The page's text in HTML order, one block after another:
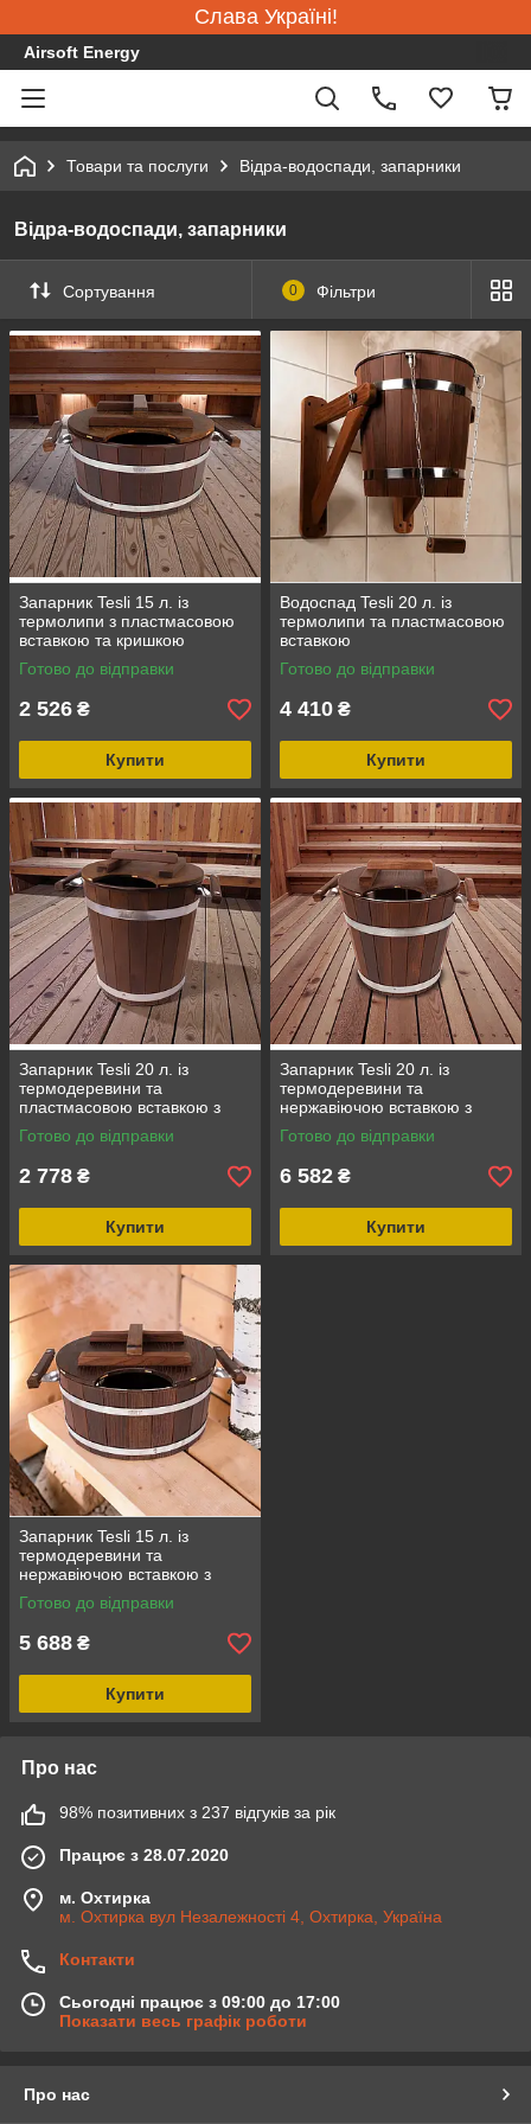
Слава Україні!
Airsoft Energy
Товари та послуги Відра-водоспади, запарники
Відра-водоспади, запарники
Сортування 0 Фільтри
Запарник Tesli 15 л. із
термолипи з пластмасовою
вставкою та кришкою
Готово до відправки
2 526 ₴
Купити
Водоспад Tesli 20 л. із
термолипи та пластмасовою
вставкою
Готово до відправки
4 410 ₴
Купити
Запарник Tesli 20 л. із
термодеревини та
пластмасовою вставкою з
кришкою
Готово до відправки
2 778 ₴
Купити
Запарник Tesli 20 л. із
термодеревини та
нержавіючою вставкою з
кришкою
Готово до відправки
6 582 ₴
Купити
Запарник Tesli 15 л. із
термодеревини та
нержавіючою вставкою з
кришкою
Готово до відправки
5 688 ₴
Купити
Про нас
98% позитивних з 237 відгуків за рік
Працює з 28.07.2020
м. Охтирка
м. Охтирка вул Незалежності 4, Охтирка, Україна
Контакти
Сьогодні працює з 09:00 до 17:00
Показати весь графік роботи
Про нас